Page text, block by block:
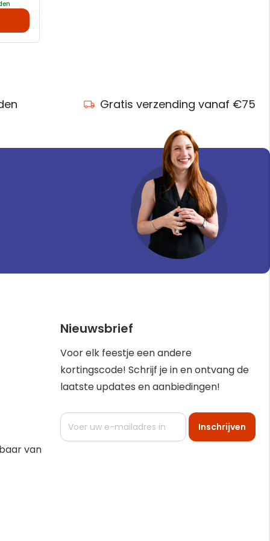
Gratis verzending vanaf €75
van
Nieuwsbrief
Voor elk feestje een andere
kortingscode! Schrijf je in en ontvang de
laatste updates en aanbiedingen!
Abonneer
op
Inschrijven